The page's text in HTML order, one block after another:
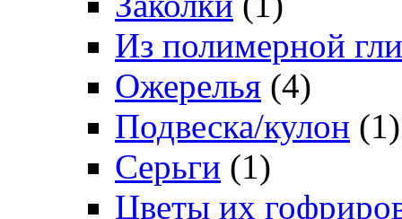
Из полимерной
Ожерелья (4)
Подвеска/кулон (1)
Серьги (1)
Цветы их